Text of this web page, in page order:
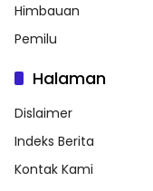
Himbauan
Pemilu
Halaman
Dislaimer
Indeks Berita
Kontak Kami